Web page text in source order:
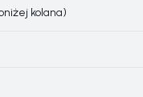
kolana)